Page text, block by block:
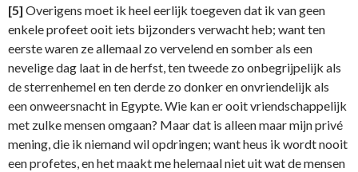
[5] Overigens moet ik heel eerlijk toegeven dat ik van geen
enkele profeet ooit iets bijzonders verwacht heb; want ten
eerste waren ze allemaal zo vervelend en somber als een
nevelige dag laat in de herfst, ten tweede zo onbegrijpelijk als
de sterrenhemel en ten derde zo donker en onvriendelijk als
een onweersnacht in Egypte. Wie kan er ooit vriendschappelijk
met zulke mensen omgaan? Maar dat is alleen maar mijn privé
mening, die ik niemand wil opdringen; want heus ik wordt nooit
een profetes, en het maakt me helemaal niet uit wat de mensen